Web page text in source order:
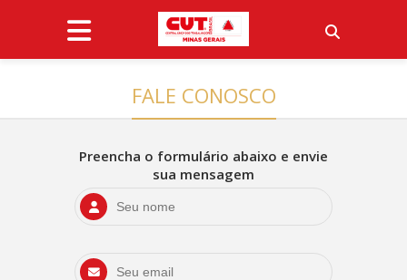
FALE CONOSCO
Preencha o formulário abaixo e envie
sua mensagem